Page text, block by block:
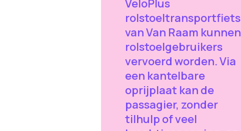
VeloPlus
rolstoeltransportfiets
van Van Raam kunnen
rolstoelgebruikers
vervoerd worden. Via
een kantelbare
oprijplaat kan de
passagier, zonder
tilhulp of veel